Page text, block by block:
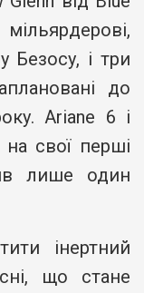
Безосу, і три
до
Ariane 6 і
свої перші
лише один
інертний
що стане